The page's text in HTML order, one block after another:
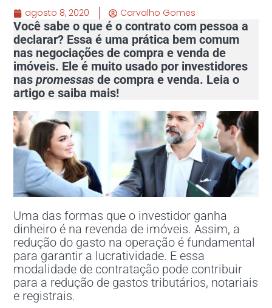
agosto 8, 2020 Carvalho Gomes
Você sabe o que é o contrato com pessoa a
declarar? Essa é uma prática bem comum
nas negociações de compra e venda de
imóveis. Ele é muito usado por investidores
naspromessas de compra e venda. Leia o
artigo e saiba mais!
Uma das formas que o investidor ganha
dinheiro é na revenda de imóveis. Assim, a
redução do gasto na operação é fundamental
para garantir a lucratividade. E essa
modalidade de contratação pode contribuir
para a redução de gastos tributários, notariais
e registrais.